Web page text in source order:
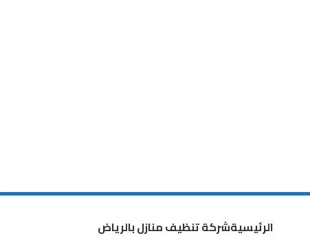
الرئيسيةشركة تنظيف منازل بالرياض